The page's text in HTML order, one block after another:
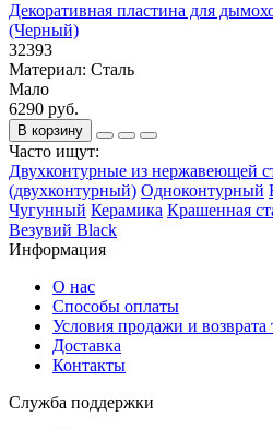
Декоративная пластина для
(Черный)
32393
Материал: Сталь
Мало
6290 руб.
В корзину
Часто ищут:
Двухконтурные из нержавеющей
(двухконтурный) Одноконтурный
Чугунный Керамика Крашенная
Везувий Black
Информация
О нас
Способы оплаты
Условия продажи и возврата
Доставка
Контакты
Служба поддержки